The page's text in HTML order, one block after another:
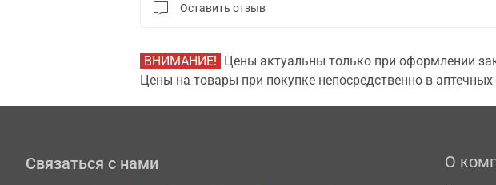
Оставить отзыв
ВНИМАНИЕ! Цены актуальны только при оформлении
Цены на товары при покупке непосредственно в
Связаться с нами О